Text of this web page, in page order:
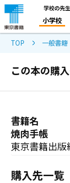
学校の先
小学校
TOP 一般書籍
この本の購
書籍名
焼肉手帳
東京書籍出版
購入先一覧